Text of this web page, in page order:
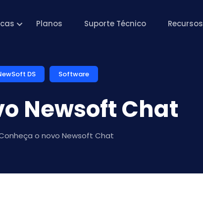
Planos Suporte Técnico Recursos
DS Software
Newsoft Chat
o novo Newsoft Chat